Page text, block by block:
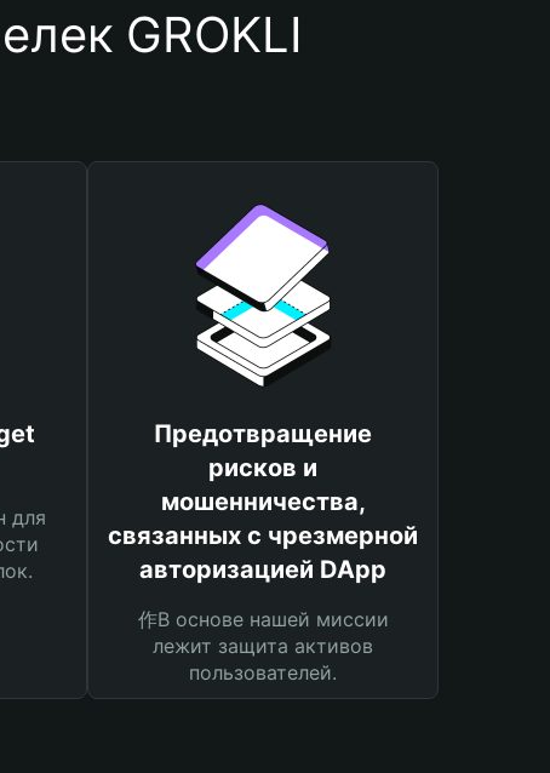
GROKLI
для
Предотвращение
рисков и
мошенничества,
связанных с чрезмерной
авторизацией DApp
作В основе нашей миссии
лежит защита активов
пользователей.